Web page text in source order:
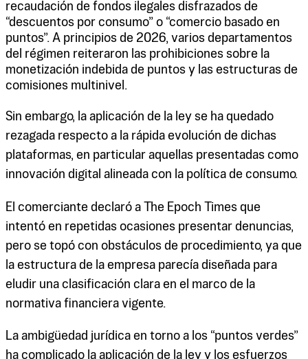
recaudación de fondos ilegales disfrazados de
“descuentos por consumo” o “comercio basado en
puntos”. A principios de 2026, varios departamentos
del régimen reiteraron las prohibiciones sobre la
monetización indebida de puntos y las estructuras de
comisiones multinivel.
Sin embargo, la aplicación de la ley se ha quedado
rezagada respecto a la rápida evolución de dichas
plataformas, en particular aquellas presentadas como
innovación digital alineada con la política de consumo.
El comerciante declaró a The Epoch Times que
intentó en repetidas ocasiones presentar denuncias,
pero se topó con obstáculos de procedimiento, ya que
la estructura de la empresa parecía diseñada para
eludir una clasificación clara en el marco de la
normativa financiera vigente.
La ambigüedad jurídica en torno a los “puntos verdes”
ha complicado la aplicación de la ley y los esfuerzos